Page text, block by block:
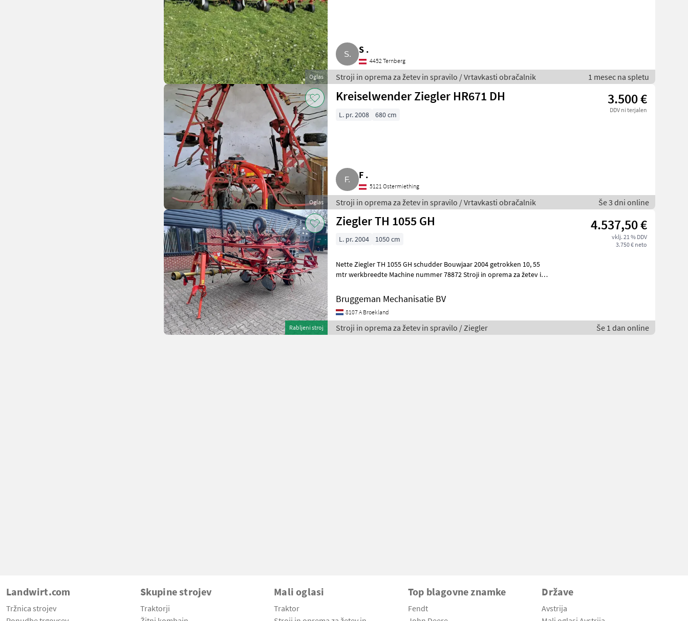
Oglas
S .
4452 Ternberg
Stroji in oprema za žetev in spravilo / Vrtavkasti obračalnik 1 mesec na spletu
Oglas
Kreiselwender Ziegler HR671 DH 3.500 €
DDV ni terjalen
L. pr. 2008 680 cm
F .
5121 Ostermiething
Stroji in oprema za žetev in spravilo / Vrtavkasti obračalnik Še 3 dni online
Rabljeni stroj
Ziegler TH 1055 GH 4.537,50 €
vklj. 21 % DDV
3.750 € neto
L. pr. 2004 1050 cm
Nette Ziegler TH 1055 GH schudder Bouwjaar 2004 getrokken 10, 55
mtr werkbreedte Machine nummer 78872 Stroji in oprema za žetev in
Bruggeman Mechanisatie BV
8107 A Broekland
Stroji in oprema za žetev in spravilo / Ziegler Še 1 dan online
Landwirt.com
Tržnica strojev
Skupine strojev
Traktorji
Mali oglasi
Traktor
Top blagovne znamke
Fendt
Države
Avstrija